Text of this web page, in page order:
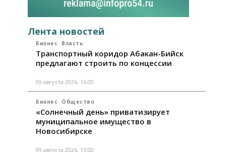
Лента новостей
Бизнес Власть
Транспортный коридор Абакан-Бийск
предлагают строить по концессии
09 августа 2026, 16:00
Бизнес Общество
«Солнечный день» приватизирует
муниципальное имущество в
Новосибирске
09 августа 2026, 15:00